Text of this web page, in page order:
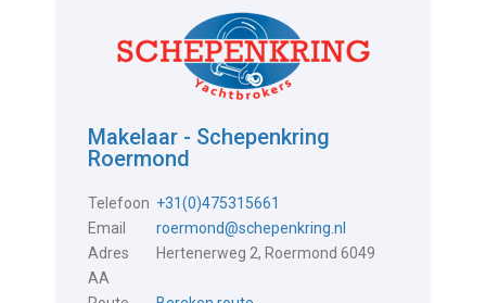
Makelaar - Schepenkring
Roermond
Telefoon +31(0)475315661
Email
roermond@schepenkring.nl
Adres
Hertenerweg 2, Roermond 6049
AA